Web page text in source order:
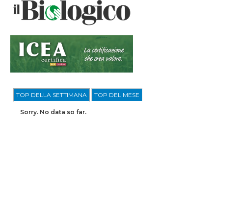
TOP DELLA SETTIMANA TOP DEL MESE
Sorry. No data so far.